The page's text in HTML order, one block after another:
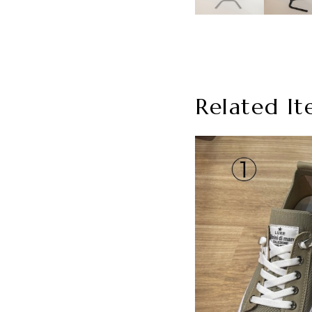
Related